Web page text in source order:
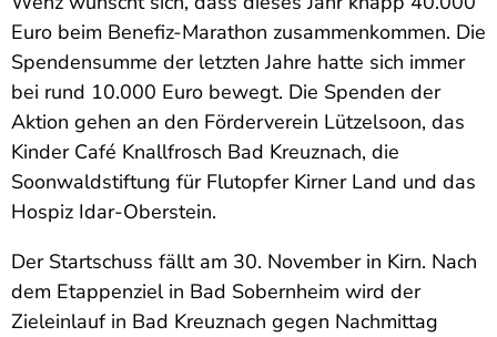
Euro beim Benefiz-Marathon zusammenkommen. Die
Spendensumme der letzten Jahre hatte sich immer
bei rund 10.000 Euro bewegt. Die Spenden der
Aktion gehen an den Förderverein Lützelsoon, das
Kinder Café Knallfrosch Bad Kreuznach, die
Soonwaldstiftung für Flutopfer Kirner Land und das
Hospiz Idar-Oberstein.
Der Startschuss fällt am 30. November in Kirn. Nach
dem Etappenziel in Bad Sobernheim wird der
Zieleinlauf in Bad Kreuznach gegen Nachmittag